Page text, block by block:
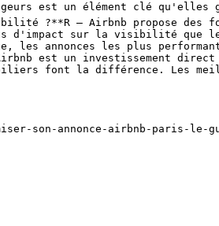
est un élément clé qu'elles
?**R — Airbnb propose des
d'impact sur la visibilité que
les annonces les plus
Airbnb est un investissement
font la différence. Les